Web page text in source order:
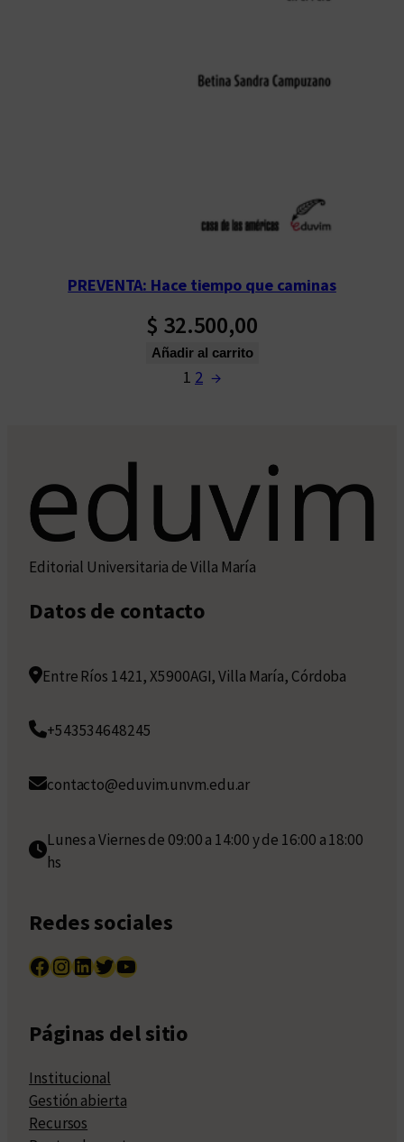
PREVENTA: Hace tiempo que caminas
$ 32.500,00
Añadir al carrito
1 2 →
Editorial Universitaria de Villa María
Datos de contacto
Entre Ríos 1421, X5900AGI, Villa María, Córdoba
+543534648245
contacto@eduvim.unvm.edu.ar
Lunes a Viernes de 09:00 a 14:00 y de 16:00 a 18:00
hs
Redes sociales
Facebook InstagramLinkedIn Twitter YouTube
Páginas del sitio
Institucional
Gestión abierta
Recursos